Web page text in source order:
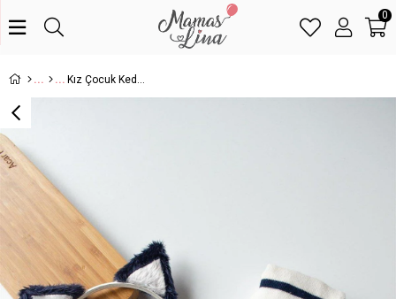
0
Kız Çocuk Kedi Desenli Lacivert Beyaz külotlu Çorap